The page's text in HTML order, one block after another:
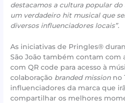
destacamos a cultura popular do
um verdadeiro hit musical que
diversos influenciadores locais”.
As iniciativas de Pringles®
São João também contam com
com QR code para acesso à
colaboração branded missionno
influenciadores da marca que
compartilhar os melhores